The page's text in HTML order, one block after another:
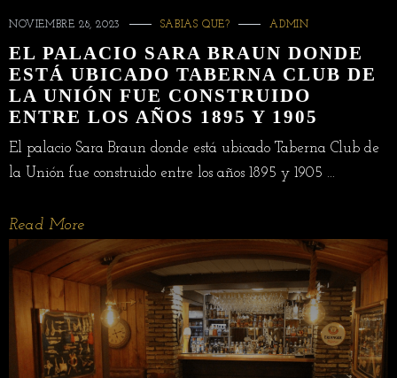
NOVIEMBRE 28, 2023 SABIAS QUE? ADMIN
EL PALACIO SARA BRAUN DONDE
ESTÁ UBICADO TABERNA CLUB DE
LA UNIÓN FUE CONSTRUIDO
ENTRE LOS AÑOS 1895 Y 1905
El palacio Sara Braun donde está ubicado Taberna Club de
la Unión fue construido entre los años 1895 y 1905 ...
Read More